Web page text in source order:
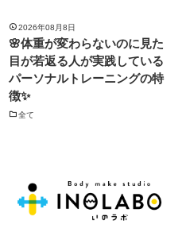
2026年08月8日
🌸体重が変わらないのに見た
目が若返る人が実践している
パーソナルトレーニングの特
徴✨
全て